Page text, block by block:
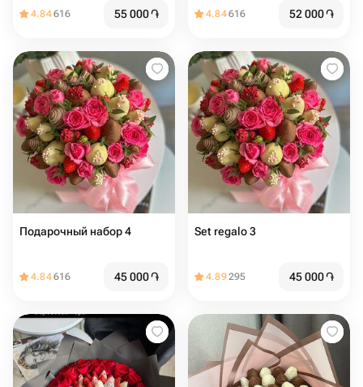
4.84616 55 000֏ 4.84616 52 000֏
Подарочный набор 4
4.84616 45 000֏
Set regalo 3
4.89295 45 000֏